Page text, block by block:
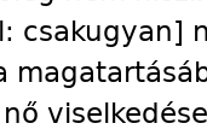
csakugyan]